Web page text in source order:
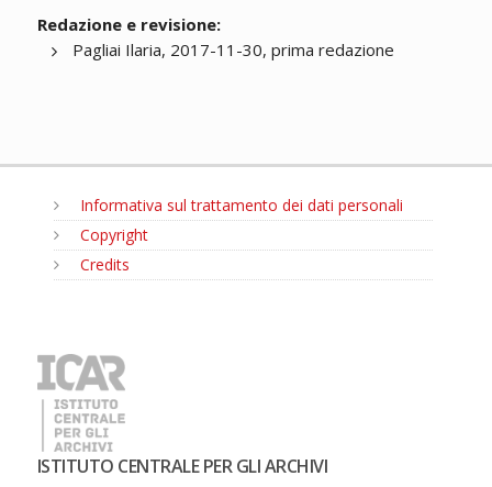
Redazione e revisione:
Pagliai Ilaria, 2017-11-30, prima redazione
Informativa sul trattamento dei dati personali
Copyright
Credits
ISTITUTO CENTRALE PER GLI ARCHIVI